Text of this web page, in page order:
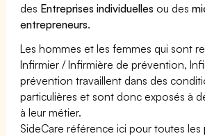
des Entreprises individuelles ou des
entrepreneurs.
Les hommes et les femmes qui sont
Infirmier / Infirmière de prévention,
prévention travaillent dans des
particulières et sont donc exposés à
à leur métier.
SideCare référence ici pour toutes les